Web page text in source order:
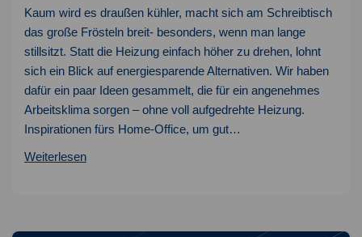
Kaum wird es draußen kühler, macht sich am Schreibtisch
das große Frösteln breit- besonders, wenn man lange
stillsitzt. Statt die Heizung einfach höher zu drehen, lohnt
sich ein Blick auf energiesparende Alternativen. Wir haben
dafür ein paar Ideen gesammelt, die für ein angenehmes
Arbeitsklima sorgen – ohne voll aufgedrehte Heizung.
Inspirationen fürs Home-Office, um gut…
WeiterlesenAufwärmtipps